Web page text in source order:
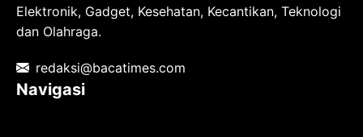
Elektronik, Gadget, Kesehatan, Kecantikan, Teknologi
dan Olahraga.
redaksi@bacatimes.com
Navigasi